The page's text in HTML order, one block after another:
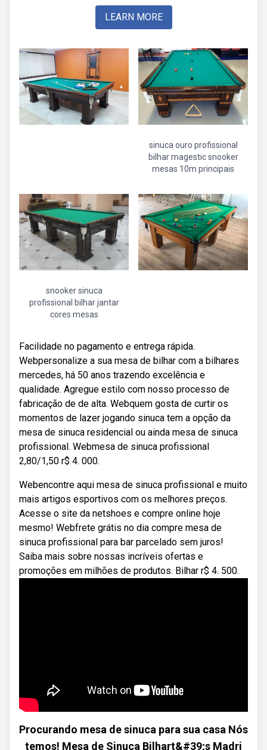
LEARN MORE
sinuca ouro profissional
bilhar magestic snooker
mesas 10m principais
snooker sinuca
profissional bilhar jantar
cores mesas
Facilidade no pagamento e entrega rápida.
Webpersonalize a sua mesa de bilhar com a bilhares
mercedes, há 50 anos trazendo excelência e
qualidade. Agregue estilo com nosso processo de
fabricação de de alta. Webquem gosta de curtir os
momentos de lazer jogando sinuca tem a opção da
mesa de sinuca residencial ou ainda mesa de sinuca
profissional. Webmesa de sinuca profissional
2,80/1,50 r$ 4. 000.
Webencontre aqui mesa de sinuca profissional e muito
mais artigos esportivos com os melhores preços.
Acesse o site da netshoes e compre online hoje
mesmo! Webfrete grátis no dia compre mesa de
sinuca profissional para bar parcelado sem juros!
Saiba mais sobre nossas incríveis ofertas e
promoções em milhões de produtos. Bilhar r$ 4. 500.
Procurando mesa de sinuca para sua casa Nós
temos! Mesa de Sinuca Bilhart&#39;s Madri